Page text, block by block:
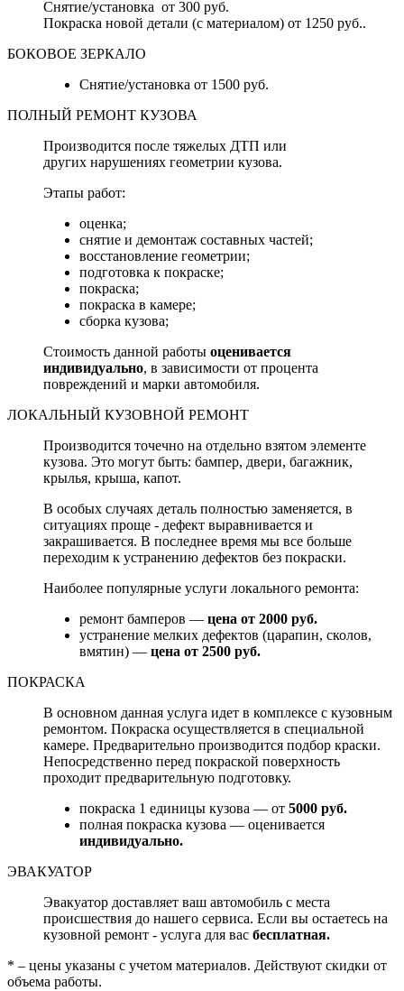
Снятие/установка от 300 руб.
Покраска новой детали (с материалом) от 1250 руб..
БОКОВОЕ ЗЕРКАЛО
Снятие/установка от 1500 руб.
ПОЛНЫЙ РЕМОНТ КУЗОВА
Производится после тяжелых ДТП или
других нарушениях геометрии кузова.
Этапы работ:
оценка;
снятие и демонтаж составных частей;
восстановление геометрии;
подготовка к покраске;
покраска;
покраска в камере;
сборка кузова;
Стоимость данной работы оценивается
индивидуально, в зависимости от процента
повреждений и марки автомобиля.
ЛОКАЛЬНЫЙ КУЗОВНОЙ РЕМОНТ
Производится точечно на отдельно взятом элементе
кузова. Это могут быть: бампер, двери, багажник,
крылья, крыша, капот.
В особых случаях деталь полностью заменяется, в
ситуациях проще - дефект выравнивается и
закрашивается. В последнее время мы все больше
переходим к устранению дефектов без покраски.
Наиболее популярные услуги локального ремонта:
ремонт бамперов — цена от 2000 руб.
устранение мелких дефектов (царапин, сколов,
вмятин) — цена от 2500 руб.
ПОКРАСКА
В основном данная услуга идет в комплексе с кузовным
ремонтом. Покраска осуществляется в специальной
камере. Предварительно производится подбор краски.
Непосредственно перед покраской поверхность
проходит предварительную подготовку.
покраска 1 единицы кузова — от 5000 руб.
полная покраска кузова — оценивается
индивидуально.
ЭВАКУАТОР
Эвакуатор доставляет ваш автомобиль с места
происшествия до нашего сервиса. Если вы остаетесь на
кузовной ремонт - услуга для вас бесплатная.
* – цены указаны с учетом материалов. Действуют скидки от
объема работы.